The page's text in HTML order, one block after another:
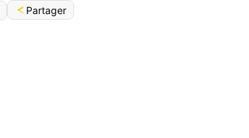
Partager